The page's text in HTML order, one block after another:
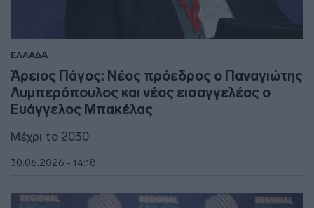
ΕΛΛΑΔΑ
Άρειος Πάγος: Νέος πρόεδρος ο Παναγιώτης
Λυμπερόπουλος και νέος εισαγγελέας ο
Ευάγγελος Μπακέλας
Μέχρι το 2030
30.06.2026 - 14:18